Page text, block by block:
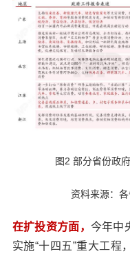
图2 部分省份政
资料来源：
在扩投资方面， 今年中
实施“十四五”重大工程